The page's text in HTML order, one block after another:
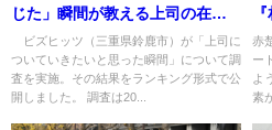
じた」瞬間が教える上司の在り
方
ビズヒッツ（三重県鈴鹿市）が「上司に
ついていきたいと思った瞬間」について調
査を実施。その結果をランキング形式で公
開しました。 調査は20...
見
赤
ー
よ
素